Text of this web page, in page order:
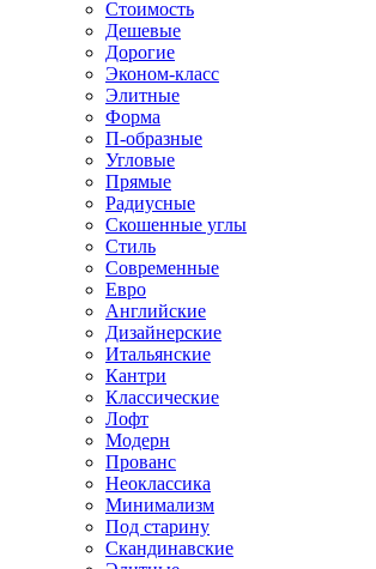
Стоимость
Дешевые
Дорогие
Эконом-класс
Элитные
Форма
П-образные
Угловые
Прямые
Радиусные
Скошенные углы
Стиль
Современные
Евро
Английские
Дизайнерские
Итальянские
Кантри
Классические
Лофт
Модерн
Прованс
Неоклассика
Минимализм
Под старину
Скандинавские